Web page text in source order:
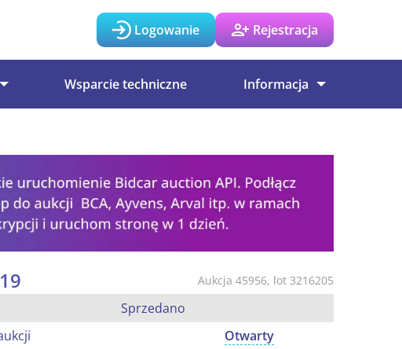
Logowanie Rejestracja
Wsparcie techniczne Informacja
Aukcja 45956, lot 3216205
Sprzedano
Otwarty